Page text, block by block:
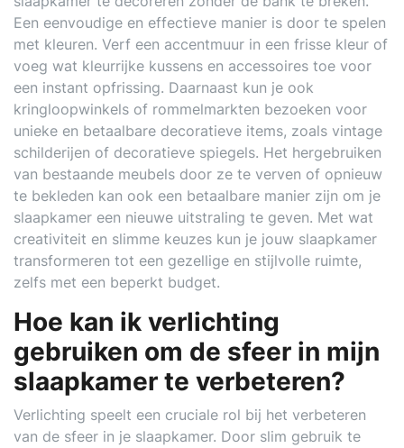
Een eenvoudige en effectieve manier is door te spelen
met kleuren. Verf een accentmuur in een frisse kleur of
voeg wat kleurrijke kussens en accessoires toe voor
een instant opfrissing. Daarnaast kun je ook
kringloopwinkels of rommelmarkten bezoeken voor
unieke en betaalbare decoratieve items, zoals vintage
schilderijen of decoratieve spiegels. Het hergebruiken
van bestaande meubels door ze te verven of opnieuw
te bekleden kan ook een betaalbare manier zijn om je
slaapkamer een nieuwe uitstraling te geven. Met wat
creativiteit en slimme keuzes kun je jouw slaapkamer
transformeren tot een gezellige en stijlvolle ruimte,
zelfs met een beperkt budget.
Hoe kan ik verlichting
gebruiken om de sfeer in mijn
slaapkamer te verbeteren?
Verlichting speelt een cruciale rol bij het verbeteren
van de sfeer in je slaapkamer. Door slim gebruik te